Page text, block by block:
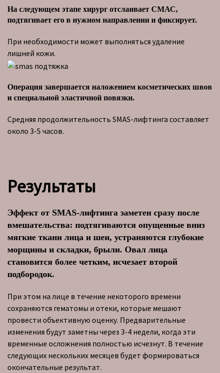
На следующем этапе хирург отслаивает СМАС,
подтягивает его в нужном направлении и фиксирует.
При необходимости может выполняться удаление
лишней кожи.
Операция завершается наложением косметических швов
и специальной эластичной повязки.
Средняя продолжительность SMAS-лифтинга составляет
около 3-5 часов.
Результаты
Эффект от SMAS-лифтинга заметен сразу после
вмешательства: подтягиваются опущенные вниз
мягкие ткани лица и шеи, устраняются глубокие
морщины и складки, брыли. Овал лица
становится более четким, исчезает второй
подбородок.
При этом на лице в течение некоторого времени
сохраняются гематомы и отеки, которые мешают
провести объективную оценку. Предварительные
изменения будут заметны через 3-4 недели, когда эти
временные осложнения полностью исчезнут. В течение
следующих нескольких месяцев будет формироваться
окончательные результат.